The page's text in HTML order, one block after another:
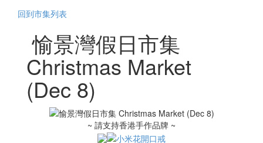
回到市集列表
愉景灣假日市集
Christmas Market
(Dec 8)
~ 請支持香港手作品牌 ~